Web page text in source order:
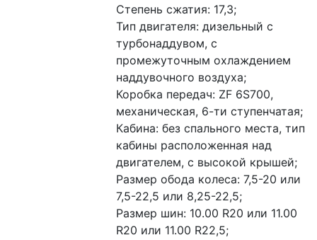
Степень сжатия: 17,3;
Тип двигателя: дизельный с
турбонаддувом, с
промежуточным охлаждением
наддувочного воздуха;
Коробка передач: ZF 6S700,
механическая, 6-ти ступенчатая;
Кабина: без спального места, тип
кабины расположенная над
двигателем, с высокой крышей;
Размер обода колеса: 7,5-20 или
7,5-22,5 или 8,25-22,5;
Размер шин: 10.00 R20 или 11.00
R20 или 11.00 R22,5;